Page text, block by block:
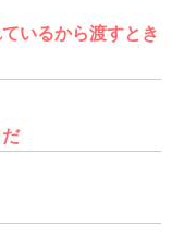
いるから渡すとき